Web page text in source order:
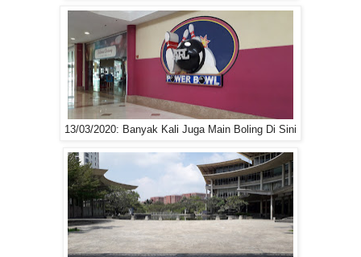
13/03/2020: Banyak Kali Juga Main Boling Di Sini